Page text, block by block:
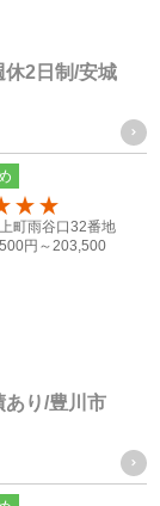
ご連絡、各種
社手続きに必
ール、口頭
ォーム、エン
よる取得
休2日制/安城
あり/豊川市
町雨谷口32番地
円～ 203,500